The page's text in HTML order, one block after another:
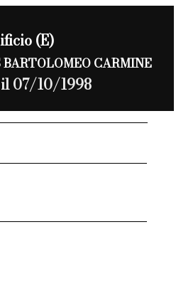
(E)
BARTOLOMEO CARMINE
07/10/1998